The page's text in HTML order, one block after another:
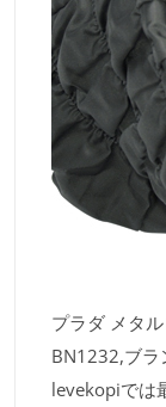
プラダ メタ
BN1232,ブラ
levekopiでは